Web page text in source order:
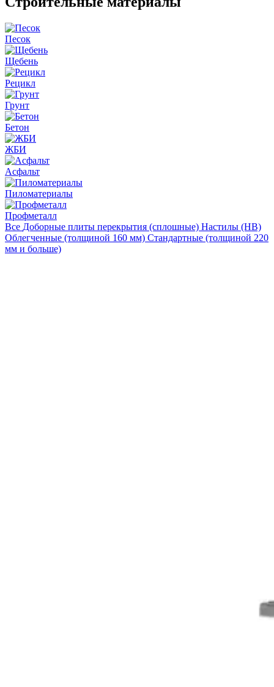
Песок
Щебень
Рецикл
Грунт
Бетон
ЖБИ
Асфальт
Пиломатериалы
Профметалл
Все Доборные плиты перекрытия (сплошные) Настилы (НВ)
Облегченные (толщиной 160 мм) Стандартные (толщиной 220
мм и больше)